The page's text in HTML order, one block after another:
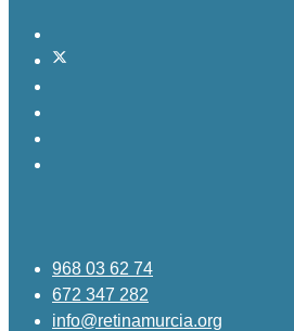
968 03 62 74
672 347 282
info@retinamurcia.org